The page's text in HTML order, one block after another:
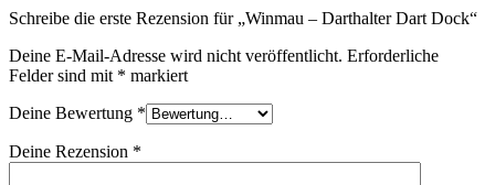
Schreibe die erste Rezension für „Winmau – Darthalter Dart Dock“
Deine E-Mail-Adresse wird nicht veröffentlicht. Erforderliche
Felder sind mit * markiert
Deine Bewertung *
Deine Rezension *